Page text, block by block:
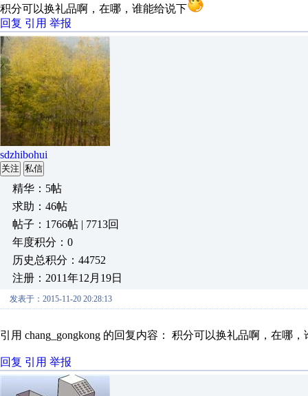
积分可以换礼品啊，在哪，谁能给说下
回复 引用 举报
sdzhibohui
关注 私信
精华：5帖
求助：46帖
帖子：1766帖 | 7713回
年度积分：0
历史总积分：44752
注册：2011年12月19日
发表于：2015-11-20 20:28:13
引用 chang_gongkong 的回复内容： 积分可以换礼品啊，在哪
回复 引用 举报